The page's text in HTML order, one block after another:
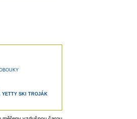
YETTY SKI TROJÁK